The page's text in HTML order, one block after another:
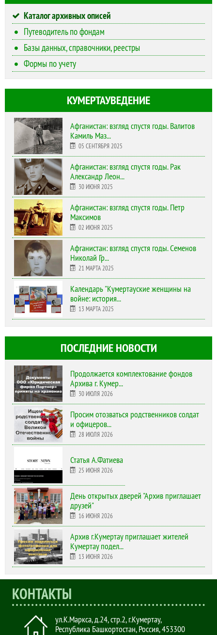
Каталог архивных описей
Путеводитель по фондам
Базы данных, справочники, реестры
Формы по учету
КУМЕРТАУВЕДЕНИЕ
Афганистан: взгляд спустя годы. Валитов
Камиль Маз...
05 СЕНТЯБРЯ 2025
Афганистан: взгляд спустя годы. Рак
Александр Леон...
30 ИЮНЯ 2025
Афганистан: взгляд спустя годы. Петр
Максимов
02 ИЮНЯ 2025
Афганистан: взгляд спустя годы. Семенов
Николай Гр...
21 МАРТА 2025
Календарь "Кумертауские женщины на
войне: история...
13 МАРТА 2025
ПОСЛЕДНИЕ НОВОСТИ
Продолжается комплектование фондов
Архива г. Кумер...
30 ИЮЛЯ 2026
Просим отозваться родственников солдат
и офицеров...
28 ИЮЛЯ 2026
Статья А.Фатиева
25 ИЮНЯ 2026
День открытых дверей "Архив приглашает
друзей"
16 ИЮНЯ 2026
Архив г.Кумертау приглашает жителей
Кумертау подел...
13 ИЮНЯ 2026
КОНТАКТЫ
ул.К.Маркса, д.24, стр.2,г.Кумертау,
Республика Башкортостан, Россия,453300